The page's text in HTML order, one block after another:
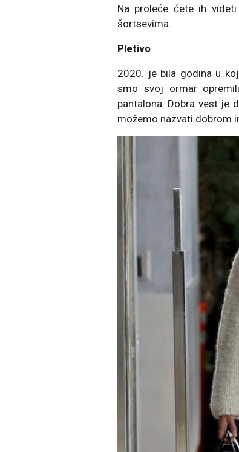
Na proleće ćete ih
šortsevima.
Pletivo
2020. je bila godina u
smo svoj ormar
pantalona. Dobra vest je
možemo nazvati dobrom